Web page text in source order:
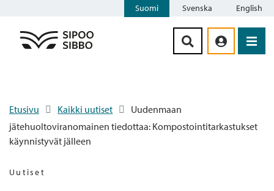
Suomi Svenska English
Etusivu Kaikki uutiset
Uudenmaan
jätehuoltoviranomainen tiedottaa: Kompostointitarkastukset
käynnistyvät jälleen
Uutiset